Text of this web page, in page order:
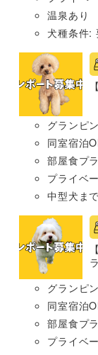
温泉あり
犬種条件:
グランピ
同室宿泊
部屋食プ
プライベ
中型犬まで
グランピ
同室宿泊
部屋食プ
プライベ